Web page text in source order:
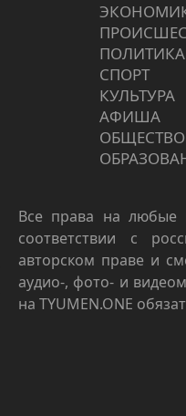
ПОЛИТИКА
СПОРТ
КУЛЬТУРА
АФИША
ОБЩЕСТВО
Все права на любые
соответствии с
авторском праве и
аудио-, фото- и
на TYUMEN.ONE